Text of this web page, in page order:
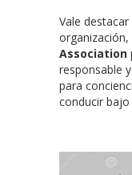
Vale
organización,
Association
responsable
para
conducir